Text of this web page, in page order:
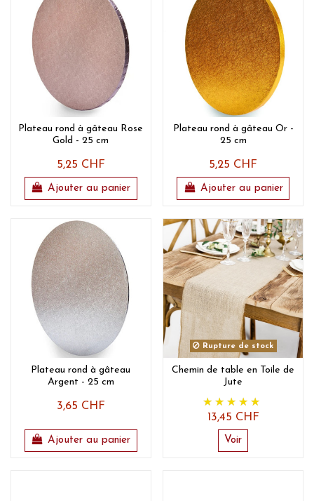
Plateau rond à gâteau Rose
Gold - 25 cm
5,25 CHF
Ajouter au panier
Plateau rond à gâteau Or -
25 cm
5,25 CHF
Ajouter au panier
Plateau rond à gâteau
Argent - 25 cm
3,65 CHF
Ajouter au panier
Rupture de stock
Chemin de table en Toile de
Jute
13,45 CHF
Voir